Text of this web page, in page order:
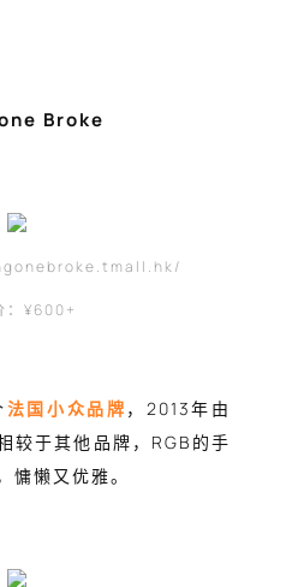
Broke
：¥600+
法国小众品牌 ，2013年由
较于其他品牌，RGB的手
慵懒又优雅。